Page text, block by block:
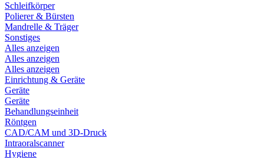
Schleifkörper
Polierer & Bürsten
Mandrelle & Träger
Sonstiges
Alles anzeigen
Alles anzeigen
Alles anzeigen
Einrichtung & Geräte
Geräte
Geräte
Behandlungseinheit
Röntgen
CAD/CAM und 3D-Druck
Intraoralscanner
Hygiene